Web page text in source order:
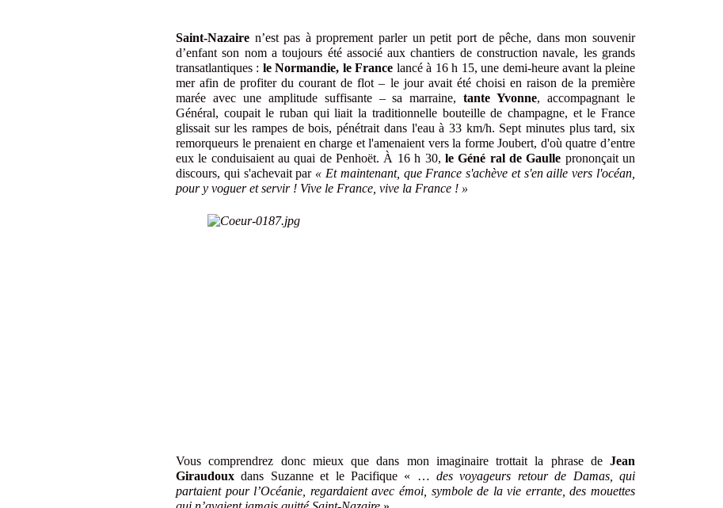
Saint-Nazaire n’est pas à proprement parler un petit port de pêche, dans mon souvenir
d’enfant son nom a toujours été associé aux chantiers de construction navale, les grands
transatlantiques : le Normandie, le France lancé à 16 h 15, une demi-heure avant la pleine
mer afin de profiter du courant de flot – le jour avait été choisi en raison de la première
marée avec une amplitude suffisante – sa marraine,tante Yvonne, accompagnant le
Général, coupait le ruban qui liait la traditionnelle bouteille de champagne, et le France
glissait sur les rampes de bois, pénétrait dans l'eau à 33 km/h. Sept minutes plus tard, six
remorqueurs le prenaient en charge et l'amenaient vers la forme Joubert, d'où quatre d’entre
eux le conduisaient au quai de Penhoët. À 16 h 30, le Géné ral de Gaulle prononçait un
discours, qui s'achevait par « Et maintenant, que France s'achève et s'en aille vers l'océan,
pour y voguer et servir ! Vive le France, vive la France ! »
Vous comprendrez donc mieux que dans mon imaginaire trottait la phrase de Jean
Giraudoux dans Suzanne et le Pacifique « …des voyageurs retour de Damas, qui
partaient pour l’Océanie, regardaient avec émoi, symbole de la vie errante, des mouettes